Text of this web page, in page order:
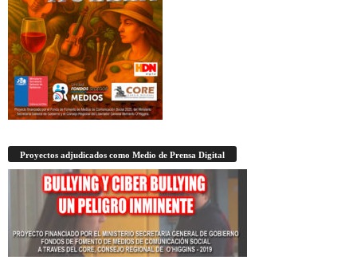
Proyectos adjudicados como Medio de Prensa Digital